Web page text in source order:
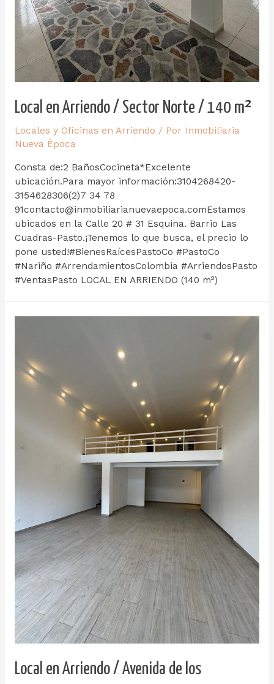
Local en Arriendo / Sector Norte / 140 m²
Locales y Oficinas en Arriendo / Por Inmobiliaria
Nueva Época
Consta de:2 BañosCocineta*Excelente
ubicación.Para mayor información:3104268420-
3154628306(2)7 34 78
91contacto@inmobiliarianuevaepoca.comEstamos
ubicados en la Calle 20 # 31 Esquina. Barrio Las
Cuadras-Pasto.¡Tenemos lo que busca, el precio lo
pone usted!#BienesRaícesPastoCo #PastoCo
#Nariño #ArrendamientosColombia #ArriendosPasto
#VentasPasto LOCAL EN ARRIENDO (140 m²)
Local en Arriendo / Avenida de los